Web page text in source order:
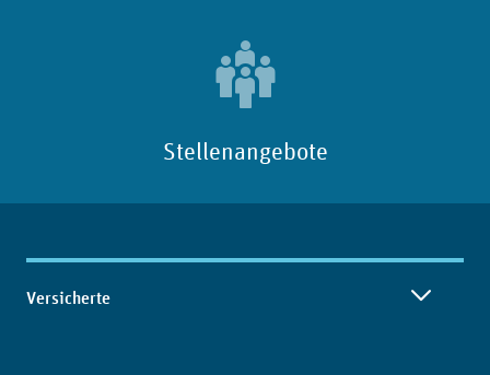
Stellenangebote
Inhaltsübersicht
Versicherte